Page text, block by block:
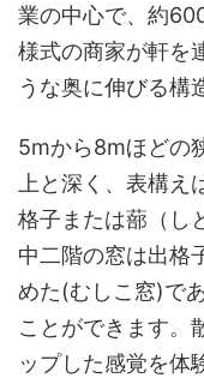
業の中心で、約
様式の商家が軒を
うな奥に伸びる構
5mから8mほどの
上と深く、表構
格子または蔀（し
中二階の窓は出格
めた(むしこ窓)で
ことができます。
ップした感覚を体